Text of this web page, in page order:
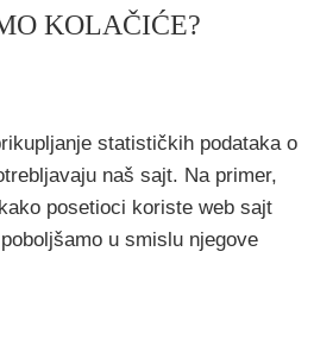
KOLAČIĆE?
statističkih podataka o
naš sajt. Na primer,
posetioci koriste web sajt
u smislu njegove